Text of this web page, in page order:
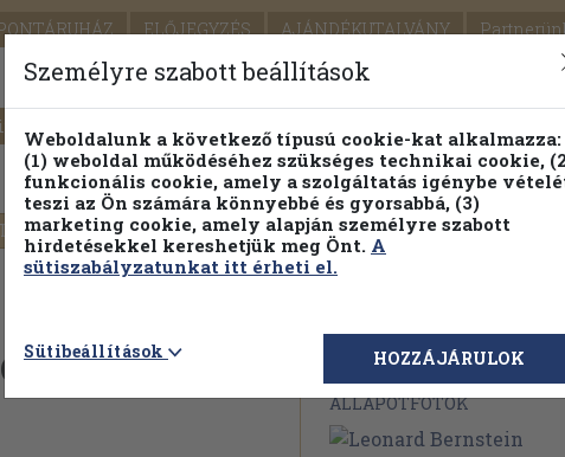
ELŐJEGYZÉS AJÁNDÉKUTALVÁNY
SEGÍTSÉG
PILLANATNYI ÁRAINK FENNTARTHATÓ
Részletes kereső Témaköri fa
Megvásárolható
ÁLLAPOTFOTÓK
Személyre szabott beállítások
Weboldalunk a következő típusú cookie-kat alkalmazza:
(1) weboldal működéséhez szükséges technikai cookie,
funkcionális cookie, amely a szolgáltatás igénybe
teszi az Ön számára könnyebbé és gyorsabbá, (3)
marketing cookie, amely alapján személyre szabott
hirdetésekkel kereshetjük meg Önt. A
sütiszabályzatunkat itt érheti el.
Sütibeállítások HOZZÁJÁRULOK